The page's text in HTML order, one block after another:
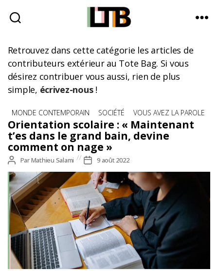
Tote
Bag
Média
Retrouvez dans cette catégorie les articles de
contributeurs extérieur au Tote Bag. Si vous
désirez contribuer vous aussi, rien de plus
simple, écrivez-nous!
Catégories
MONDE CONTEMPORAIN SOCIÉTÉ VOUS AVEZ LA PAROLE
Orientation scolaire : « Maintenant
t’es dans le grand bain, devine
comment on nage »
Auteur
de
l’article
ParMathieu Salami
Date
de
l’article
9 août 2022